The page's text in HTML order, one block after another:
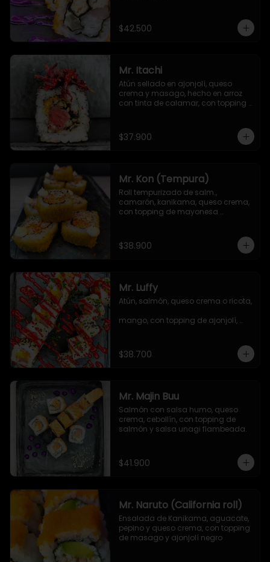
$42.500
Mr. Itachi
Atún sellado en ajonjolí, queso
crema y masago, hecho en arroz
con tinta de calamar, con topping
$37.900
Mr. Kon (Tempura)
Roll tempurizado de salm.,
camarón, kanikama, queso crema,
con topping de mayonesa
$38.900
Mr. Luffy
Atún, salmón, queso crema o ricota,
mango, con topping de ajonjolí,
$38.700
Mr. Majin Buu
Salmón con salsa humo, queso
crema, cebollín, con topping de
salmón y salsa unagi flambeada.
$41.900
Mr. Naruto (California roll)
Ensalada de Kanikama, aguacate,
pepino y queso crema, con topping
de masago y ajonjolí negro